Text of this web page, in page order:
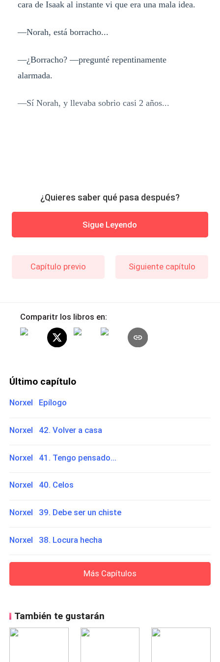
cara de Isaak al instante vi que era una mala idea.
—Norah, está borracho...
—¿Borracho? —pregunté repentinamente
alarmada.
—Sí Norah, y llevaba sobrio casi 2 años...
¿Quieres saber qué pasa después?
Sigue Leyendo
Capítulo previo Siguiente capítulo
Comparitr los libros en:
Último capítulo
Norxel Epílogo
Norxel 42. Volver a casa
Norxel 41. Tengo pensado...
Norxel 40. Celos
Norxel 39. Debe ser un chiste
Norxel 38. Locura hecha
Más Capítulos
También te gustarán